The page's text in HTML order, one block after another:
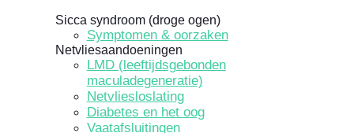
Sicca syndroom (droge ogen)
Symptomen & oorzaken
Netvliesaandoeningen
LMD (leeftijdsgebonden
maculadegeneratie)
Netvliesloslating
Diabetes en het oog
Vaatafsluitingen